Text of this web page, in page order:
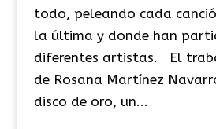
todo, peleando cada
la última y donde han
diferentes artistas. El
de Rosana Martínez
disco de oro, un...